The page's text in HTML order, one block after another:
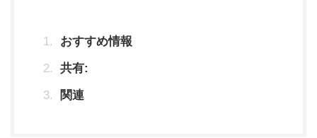
おすすめ情報
共有:
関連